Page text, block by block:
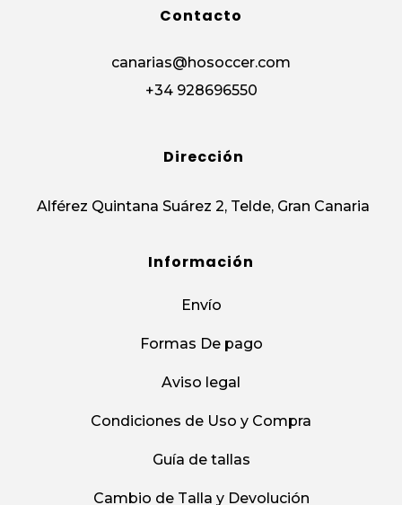
Contacto
canarias@hosoccer.com
+34 928696550
Dirección
Alférez Quintana Suárez 2, Telde, Gran Canaria
Información
Envío
Formas De pago
Aviso legal
Condiciones de Uso y Compra
Guía de tallas
Cambio de Talla y Devolución